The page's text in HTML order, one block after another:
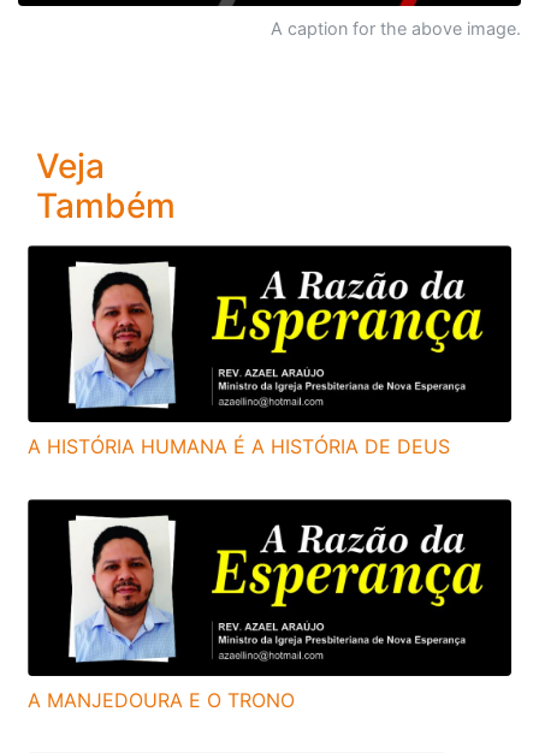
A caption for the above image.
Veja
Também
A HISTÓRIA HUMANA É A HISTÓRIA DE DEUS
A MANJEDOURA E O TRONO